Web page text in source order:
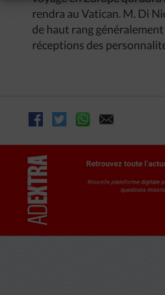
rendra au Vatican. M. Di
de haut rang
réceptions des